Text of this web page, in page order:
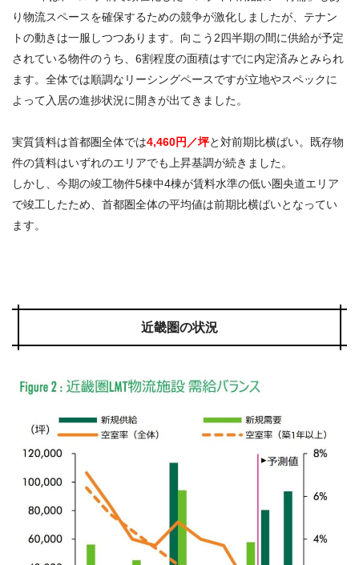
り物流スペースを確保するための競争が激化しましたが、テナン
トの動きは一服しつつあります。向こう2四半期の間に供給が予定
されている物件のうち、6割程度の面積はすでに内定済みとみられ
ます。全体では順調なリーシングペースですが立地やスペックに
よって入居の進捗状況に開きが出てきました。
実質賃料は首都圏全体では4,460円／坪と対前期比横ばい。既存物
件の賃料はいずれのエリアでも上昇基調が続きました。
しかし、今期の竣工物件5棟中4棟が賃料水準の低い圏央道エリア
で竣工したため、首都圏全体の平均値は前期比横ばいとなってい
ます。
近畿圏の状況